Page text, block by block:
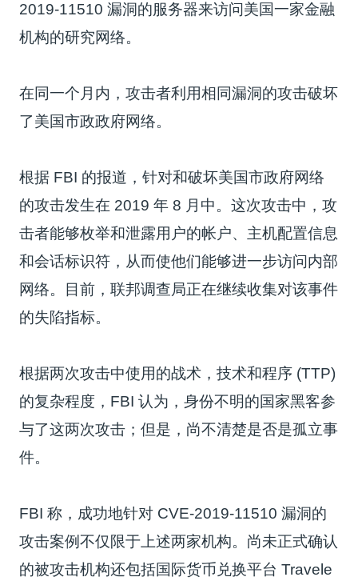
2019-11510 漏洞的服务器来访问美国一家金融
机构的研究网络。
在同一个月内，攻击者利用相同漏洞的攻击破坏
了美国市政政府网络。
根据 FBI 的报道，针对和破坏美国市政府网络
的攻击发生在 2019 年 8 月中。这次攻击中，攻
击者能够枚举和泄露用户的帐户、主机配置信息
和会话标识符，从而使他们能够进一步访问内部
网络。目前，联邦调查局正在继续收集对该事件
的失陷指标。
根据两次攻击中使用的战术，技术和程序 (TTP)
的复杂程度，FBI 认为，身份不明的国家黑客参
与了这两次攻击；但是，尚不清楚是否是孤立事
件。
FBI 称，成功地针对 CVE-2019-11510 漏洞的
攻击案例不仅限于上述两家机构。尚未正式确认
的被攻击机构还包括国际货币兑换平台 Travele